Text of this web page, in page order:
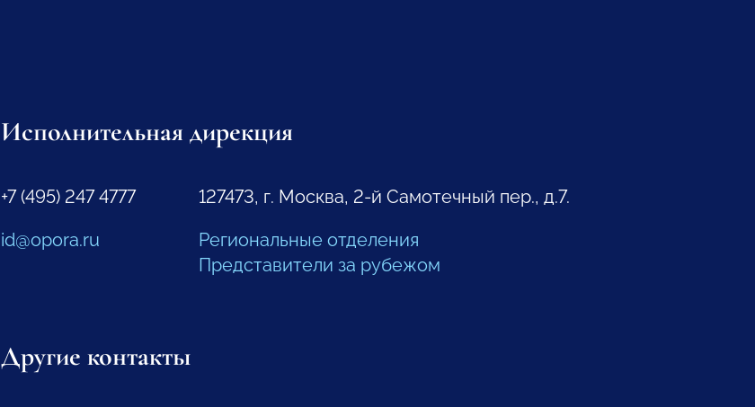
Исполнительная дирекция
+7 (495) 247 4777
id@opora.ru
127473, г. Москва, 2-й Самотечный пер., д.7.
Региональные отделения
Представители за рубежом
Другие контакты